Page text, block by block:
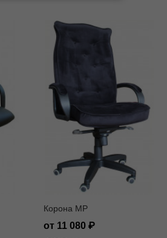
Корона MP
от 11 080